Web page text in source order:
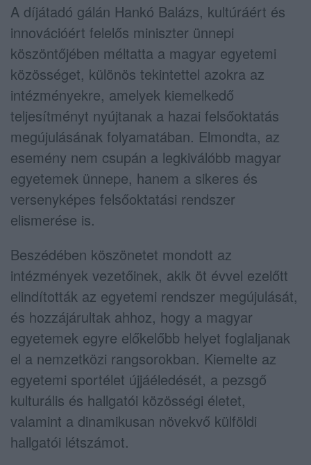
A díjátadó gálán Hankó Balázs, kultúráért és
innovációért felelős miniszter ünnepi
köszöntőjében méltatta a magyar egyetemi
közösséget, különös tekintettel azokra az
intézményekre, amelyek kiemelkedő
teljesítményt nyújtanak a hazai felsőoktatás
megújulásának folyamatában. Elmondta, az
esemény nem csupán a legkiválóbb magyar
egyetemek ünnepe, hanem a sikeres és
versenyképes felsőoktatási rendszer
elismerése is.
Beszédében köszönetet mondott az
intézmények vezetőinek, akik öt évvel ezelőtt
elindították az egyetemi rendszer megújulását,
és hozzájárultak ahhoz, hogy a magyar
egyetemek egyre előkelőbb helyet foglaljanak
el a nemzetközi rangsorokban. Kiemelte az
egyetemi sportélet újjáéledését, a pezsgő
kulturális és hallgatói közösségi életet,
valamint a dinamikusan növekvő külföldi
hallgatói létszámot.